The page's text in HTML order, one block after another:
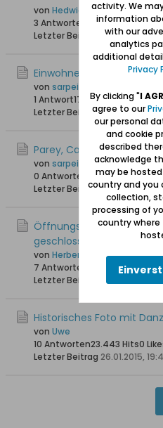
von Hedwig-Pauline
3 Antworten
14.700 Hits0 Likes
Letzter Beitrag
10.02.2018,
Einwohnerliste Heubuden
von sarpei
1 Antwort17.216 Hits0 Likes
Letzter Beitrag06.03.2016,
Parey, Carl - Bücher zum
von sarpei
0 Antworten
13.476 Hits0 Likes
Letzter Beitrag 14.03.2015,
Öffnungszeiten der
geschlossen)
von Herbert Claaßen
7 Antworten
18.414 Hits0 Likes
Letzter Beitrag
05.03.2015,
Historisches Foto mit
von Uwe
10 Antworten23.443 Hits0
Letzter Beitrag 26.01.2015,
activity. We
information
with our
analytics
additional
Privacy
By clicking "I
agree to our
our personal
and cookie
described
acknowledge
may be
country and
collection,
processing of
country